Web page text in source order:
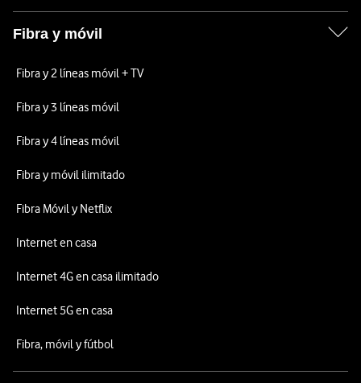
Fibra y móvil
Fibra y 2 líneas móvil + TV
Fibra y 3 líneas móvil
Fibra y 4 líneas móvil
Fibra y móvil ilimitado
Fibra Móvil y Netflix
Internet en casa
Internet 4G en casa ilimitado
Internet 5G en casa
Fibra, móvil y fútbol